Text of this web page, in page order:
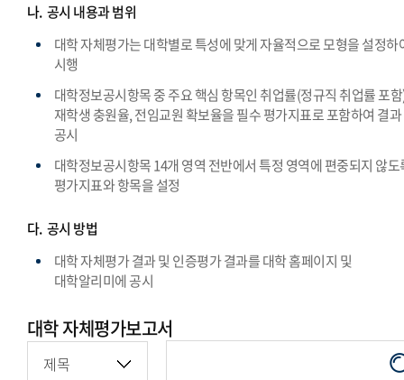
나. 공시 내용과 범위
대학 자체평가는 대학별로 특성에 맞게 자율적으로 모형을 설정하
시행
대학정보공시항목 중 주요 핵심 항목인 취업률(정규직 취업률 포
재학생 충원율, 전임교원 확보율을 필수 평가지표로 포함하여 결과
공시
대학정보공시항목 14개 영역 전반에서 특정 영역에 편중되지 않도
평가지표와 항목을 설정
다. 공시 방법
대학 자체평가 결과 및 인증평가 결과를 대학 홈페이지 및
대학알리미에 공시
대학 자체평가보고서